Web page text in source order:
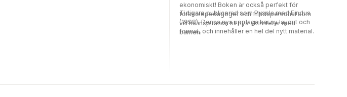
ekonomiskt! Boken är också perfekt för
förskolepedagoger och fritidspersonal som
vill ha inspiration till nya aktiviteter med
barnen.
Tidigare publicerad som Pyssla med Findus
(1998). Denna nya upplaga har ny layout och
format, och innehåller en hel del nytt material.